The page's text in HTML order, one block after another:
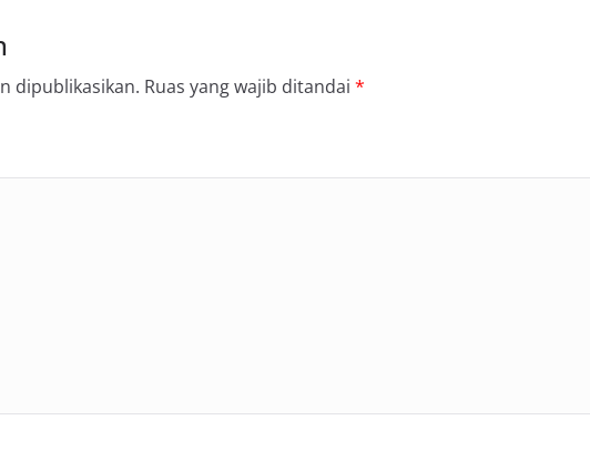
dipublikasikan. Ruas yang wajib ditandai *